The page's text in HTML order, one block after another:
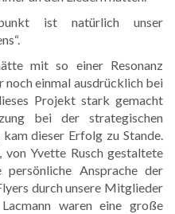
ist natürlich unser
mit so einer Resonanz
noch einmal ausdrücklich bei
Projekt stark gemacht
bei der strategischen
dieser Erfolg zu Stande.
Yvette Rusch gestaltete
Ansprache der
durch unsere Mitglieder
waren eine große